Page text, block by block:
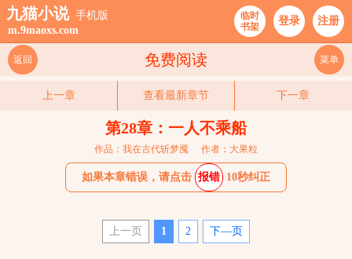
九猫小说 手机版
m.9maoxs.com
临时
书架
登录 注册
免费阅读
返回 菜单
上一章 查看最新章节 下一章
第28章：一人不乘船
作品：我在古代斩梦魇 作者：大果粒
如果本章错误，请点击 报错 10秒纠正
上一页 1 2 下—页